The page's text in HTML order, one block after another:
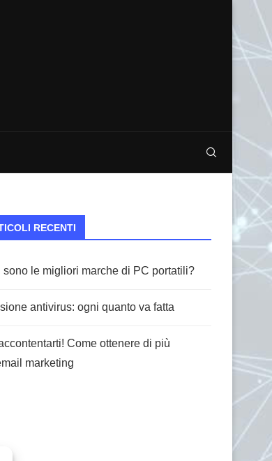
RECENTI
sono le migliori marche di PC portatili?
antivirus: ogni quanto va fatta
Come ottenere di più
marketing